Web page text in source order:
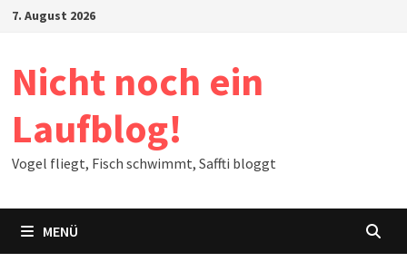
Zum7. August 2026
Nicht noch ein
Laufblog!
Vogel fliegt, Fisch schwimmt, Saffti bloggt
MENÜ